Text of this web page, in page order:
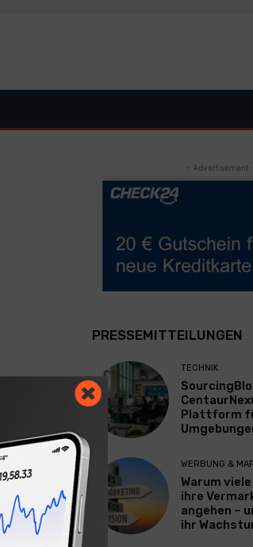
- Advertisement -
PRESSEMITTEILUNGEN
TECHNIK
Plattform
WERBUNG &
Warum
ihre
angehen –
ihr